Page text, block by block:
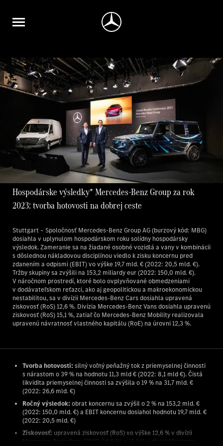
Hospodárske výsledky* Mercedes-Benz Group za rok
2023: tvorba hotovosti na dobrej ceste
Stuttgart – Spoločnosť Mercedes-Benz Group AG (burzový kód: MBG)
dosiahla v uplynulom hospodárskom roku solídny hospodársky
výsledok. Zameranie sa na žiadané osobné vozidlá a vany v kombinácii
s dôslednou nákladovou disciplínou viedlo k zisku koncernu pred
zdanením a odpismi (EBIT) vo výške 19,7 mld. € (2022: 20,5 mld. €).
Tržby skupiny sa zvýšili na 153,2 miliardy eur (2022: 150,0 mld. €).
V náročnom prostredí, ktoré bolo ovplyvňované obmedzeniami
v dodávateľskom reťazci, ako aj geopolitickou a makroekonomickou
nestabilitou, sa v divízii Mercedes-Benz Cars dosiahla upravená
ziskovosť (RoS) 12,6 %. Divízia Mercedes-Benz Vans dosiahla upravenú
ziskovosť (RoS) 15,1 %, zatiaľ čo Mercedes-Benz Mobility realizovala
upravenú návratnosť vlastného kapitálu (RoE) na úrovni 12,3 %.
Tvorba hotovosti: silný voľný peňažný tok z priemyselnej činnosti
s nárastom o 39 % na hodnotu 11,3 mld € (2022: 8,1 mld €). Čistá
likvidita priemyselnej činnosti sa zvýšila o 19 % na 31,7 mld. €
(2022: 26,6 mld. €)
Ročný výsledok: obrat koncernu sa zvýšil o 2 % na 153,2 mld. €
(2022: 150,0 mld. €) a EBIT koncernu dosiahol hodnotu 19,7 mld. €
(2022: 20,5 mld. €)
Ziskovosť: upravená ziskovosť (RoS) vo výške 12,6 % v divízii
Mercedes-Benz Cars (2022: 14,6 %) a 15,1 % v divízii Mercedes-